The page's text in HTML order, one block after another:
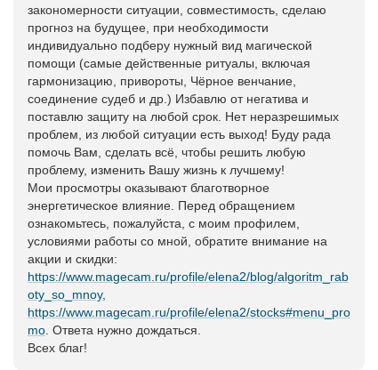
закономерности ситуации, совместимость, сделаю
прогноз на будущее, при необходимости
индивидуально подберу нужный вид магической
помощи (самые действенные ритуалы, включая
гармонизацию, привороты, Чёрное венчание,
соединение судеб и др.) Избавлю от негатива и
поставлю защиту на любой срок. Нет неразрешимых
проблем, из любой ситуации есть выход! Буду рада
помочь Вам, сделать всё, чтобы решить любую
проблему, изменить Вашу жизнь к лучшему!
Мои просмотры оказывают благотворное
энергетическое влияние. Перед обращением
ознакомьтесь, пожалуйста, с моим профилем,
условиями работы со мной, обратите внимание на
акции и скидки:
https://www.magecam.ru/profile/elena2/blog/algoritm_rab
oty_so_mnoy,
https://www.magecam.ru/profile/elena2/stocks#menu_pro
mo . Ответа нужно дождаться.
Всех благ!